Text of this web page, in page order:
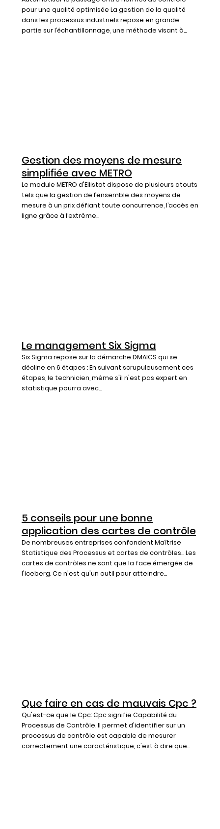
pour une qualité optimisée La gestion de la qualité
dans les processus industriels repose en grande
partie sur l’échantillonnage, une méthode visant à...
Gestion des moyens de mesure
simplifiée avec METRO
Le module METRO d'Ellistat dispose de plusieurs atouts
tels que la gestion de l’ensemble des moyens de
mesure à un prix défiant toute concurrence, l’accès en
ligne grâce à l’extrême...
Le management Six Sigma
Six Sigma repose sur la démarche DMAICS qui se
décline en 6 étapes : En suivant scrupuleusement ces
étapes, le technicien, même s'il n'est pas expert en
statistique pourra avec...
5 conseils pour une bonne
application des cartes de contrôle
De nombreuses entreprises confondent Maîtrise
Statistique des Processus et cartes de contrôles... Les
cartes de contrôles ne sont que la face émergée de
l'iceberg. Ce n'est qu'un outil pour atteindre...
Que faire en cas de mauvais Cpc ?
Qu'est-ce que le Cpc: Cpc signifie Capabilité du
Processus de Contrôle. Il permet d'identifier sur un
processus de contrôle est capable de mesurer
correctement une caractéristique, c'est à dire que...